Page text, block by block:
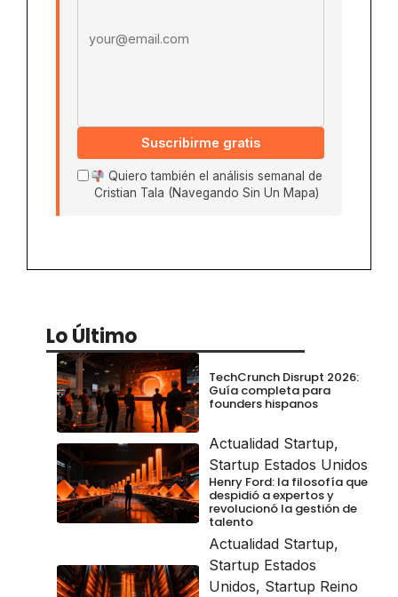
Suscribirme gratis
Quiero también el análisis semanal de
Cristian Tala (Navegando Sin Un Mapa)
Lo Último
TechCrunch Disrupt 2026:
Guía completa para
founders hispanos
Actualidad Startup,
Startup Estados Unidos
Henry Ford: la filosofía que
despidió a expertos y
revolucionó la gestión de
talento
Actualidad Startup,
Startup Estados
Unidos, Startup Reino